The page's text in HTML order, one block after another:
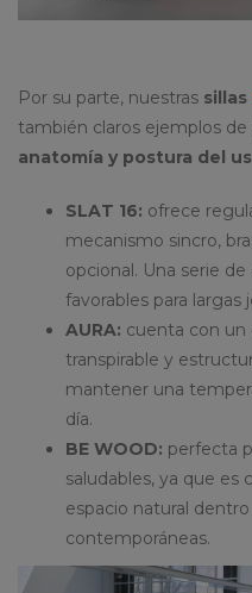
Por su parte, nuestras sillas
también claros ejemplos de
anatomía y postura del
SLAT 16: ofrece
mecanismo sincro,
opcional. Una serie
favorables para largas
AURA: cuenta con un
transpirable y
mantener una
día.
BE WOOD: perfecta
saludables, ya que es
espacio natural
contemporáneas.